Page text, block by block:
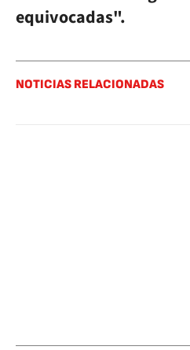
equivocadas".
NOTICIAS RELACIONADAS